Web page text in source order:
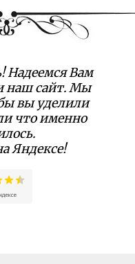
Надеемся Вам
наш сайт. Мы
вы уделили
что именно
Яндексе!